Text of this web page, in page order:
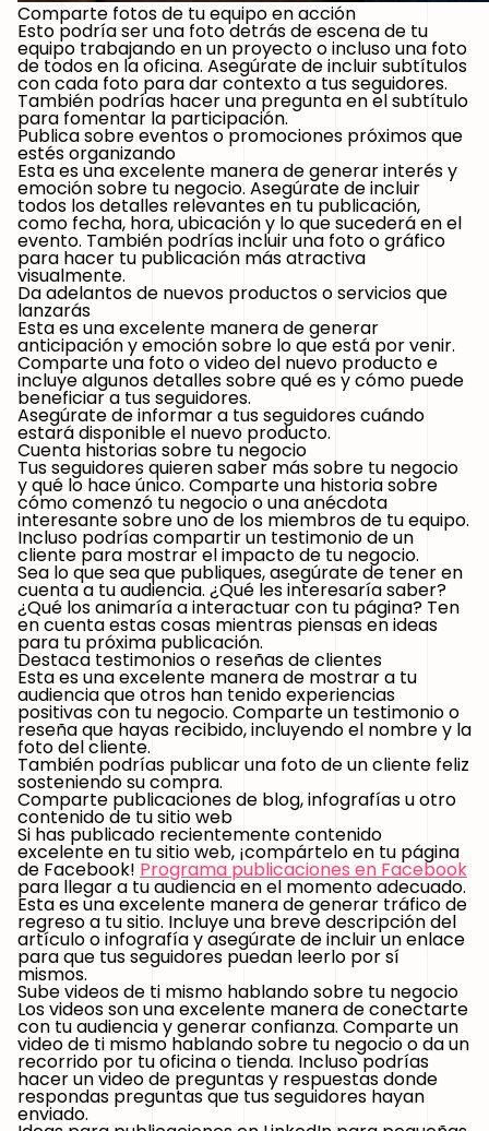
Comparte fotos de tu equipo en acción
Esto podría ser una foto detrás de escena de tu
equipo trabajando en un proyecto o incluso una foto
de todos en la oficina. Asegúrate de incluir subtítulos
con cada foto para dar contexto a tus seguidores.
También podrías hacer una pregunta en el subtítulo
para fomentar la participación.
Publica sobre eventos o promociones próximos que
estés organizando
Esta es una excelente manera de generar interés y
emoción sobre tu negocio. Asegúrate de incluir
todos los detalles relevantes en tu publicación,
como fecha, hora, ubicación y lo que sucederá en el
evento. También podrías incluir una foto o gráfico
para hacer tu publicación más atractiva
visualmente.
Da adelantos de nuevos productos o servicios que
lanzarás
Esta es una excelente manera de generar
anticipación y emoción sobre lo que está por venir.
Comparte una foto o video del nuevo producto e
incluye algunos detalles sobre qué es y cómo puede
beneficiar a tus seguidores.
Asegúrate de informar a tus seguidores cuándo
estará disponible el nuevo producto.
Cuenta historias sobre tu negocio
Tus seguidores quieren saber más sobre tu negocio
y qué lo hace único. Comparte una historia sobre
cómo comenzó tu negocio o una anécdota
interesante sobre uno de los miembros de tu equipo.
Incluso podrías compartir un testimonio de un
cliente para mostrar el impacto de tu negocio.
Sea lo que sea que publiques, asegúrate de tener en
cuenta a tu audiencia. ¿Qué les interesaría saber?
¿Qué los animaría a interactuar con tu página? Ten
en cuenta estas cosas mientras piensas en ideas
para tu próxima publicación.
Destaca testimonios o reseñas de clientes
Esta es una excelente manera de mostrar a tu
audiencia que otros han tenido experiencias
positivas con tu negocio. Comparte un testimonio o
reseña que hayas recibido, incluyendo el nombre y la
foto del cliente.
También podrías publicar una foto de un cliente feliz
sosteniendo su compra.
Comparte publicaciones de blog, infografías u otro
contenido de tu sitio web
Si has publicado recientemente contenido
excelente en tu sitio web, ¡compártelo en tu página
de Facebook! Programa publicaciones en Facebook
para llegar a tu audiencia en el momento adecuado.
Esta es una excelente manera de generar tráfico de
regreso a tu sitio. Incluye una breve descripción del
artículo o infografía y asegúrate de incluir un enlace
para que tus seguidores puedan leerlo por sí
mismos.
Sube videos de ti mismo hablando sobre tu negocio
Los videos son una excelente manera de conectarte
con tu audiencia y generar confianza. Comparte un
video de ti mismo hablando sobre tu negocio o da un
recorrido por tu oficina o tienda. Incluso podrías
hacer un video de preguntas y respuestas donde
respondas preguntas que tus seguidores hayan
enviado.